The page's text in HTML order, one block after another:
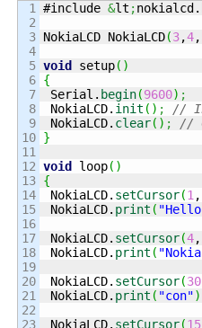
1
2
3
4
5
6
7
8
9
10
11
12
13
14
15
16
17
18
19
20
21
22
23
#include &lt ;nokialcd.
NokiaLCD NokiaLCD(3,4,
void
setup( )
{
Serial. begin(9600) ;
NokiaLCD. init ( ) ;
//
NokiaLCD. clear( ) ;
//
}
void
loop( )
{
NokiaLCD. setCursor(1 ,
NokiaLCD. print (
NokiaLCD. setCursor(4,
NokiaLCD. print (
NokiaLCD. setCursor(30
NokiaLCD. print ( "con")
NokiaLCD. setCursor(15